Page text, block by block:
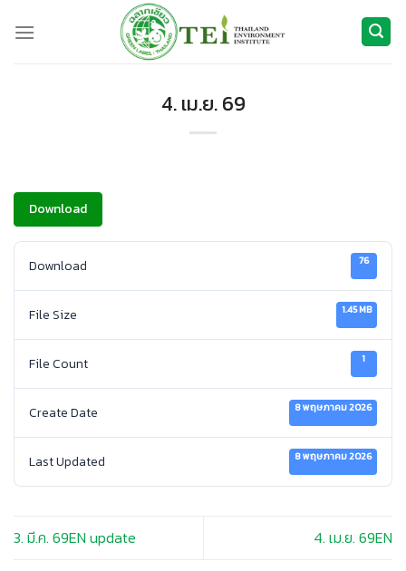
4. เม.ย. 69
Download
Download 76
File Size 1.45 MB
File Count 1
Create Date 8 พฤษภาคม 2026
Last Updated 8 พฤษภาคม 2026
3. มี.ค. 69EN update 4. เม.ย. 69EN